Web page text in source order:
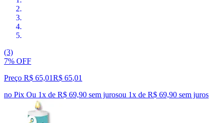
(3)
7% OFF
Preço R$ 65,01R$ 65,01
no Pix Ou 1x de R$ 69,90 sem jurosou 1x de R$ 69,90 sem juros